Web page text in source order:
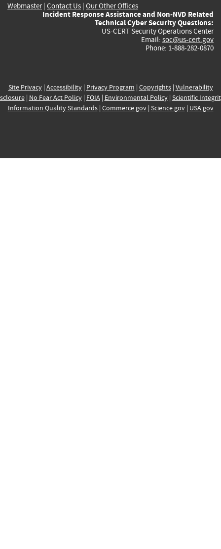
Webmaster| Contact Us | Our Other Offices
Incident Response Assistance and Non-NVD Related
Technical Cyber Security Questions:
US-CERT Security Operations Center
Email: soc@us-cert.gov
Phone: 1-888-282-0870
Site Privacy| Accessibility| Privacy Program | Copyrights| Vulnerability
| No Fear Act Policy| FOIA| Environmental Policy| Scientific
Information Quality Standards| Commerce.gov| Science.gov| USA.gov